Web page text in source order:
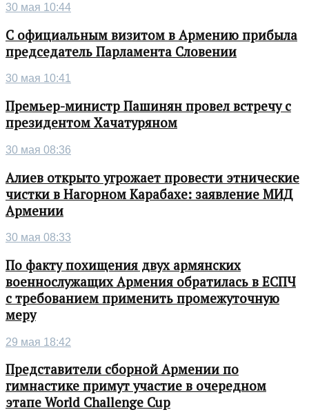
30 мая 10:44
С официальным визитом в Армению прибыла
председатель Парламента Словении
30 мая 10:41
Премьер-министр Пашинян провел встречу с
президентом Хачатуряном
30 мая 08:36
Алиев открыто угрожает провести этнические
чистки в Нагорном Карабахе: заявление МИД
Армении
30 мая 08:33
По факту похищения двух армянских
военнослужащих Армения обратилась в ЕСПЧ
с требованием применить промежуточную
меру
29 мая 18:42
Представители сборной Армении по
гимнастике примут участие в очередном
этапе World Challenge Cup